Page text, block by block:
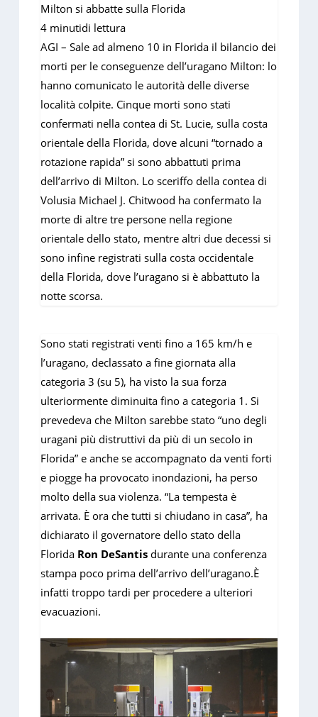
Milton si abbatte sulla Florida
4 minutidi lettura
AGI – Sale ad almeno 10 in Florida il bilancio dei
morti per le conseguenze dell’uragano Milton: lo
hanno comunicato le autorità delle diverse
località colpite. Cinque morti sono stati
confermati nella contea di St. Lucie, sulla costa
orientale della Florida, dove alcuni “tornado a
rotazione rapida” si sono abbattuti prima
dell’arrivo di Milton. Lo sceriffo della contea di
Volusia Michael J. Chitwood ha confermato la
morte di altre tre persone nella regione
orientale dello stato, mentre altri due decessi si
sono infine registrati sulla costa occidentale
della Florida, dove l’uragano si è abbattuto la
notte scorsa.
Sono stati registrati venti fino a 165 km/h e
l’uragano, declassato a fine giornata alla
categoria 3 (su 5), ha visto la sua forza
ulteriormente diminuita fino a categoria 1. Si
prevedeva che Milton sarebbe stato “uno degli
uragani più distruttivi da più di un secolo in
Florida” e anche se accompagnato da venti forti
e piogge ha provocato inondazioni, ha perso
molto della sua violenza. “La tempesta è
arrivata. È ora che tutti si chiudano in casa”, ha
dichiarato il governatore dello stato della
Florida Ron DeSantis durante una conferenza
stampa poco prima dell’arrivo dell’uragano.È
infatti troppo tardi per procedere a ulteriori
evacuazioni.